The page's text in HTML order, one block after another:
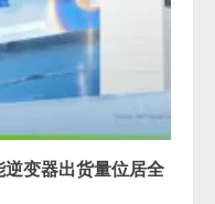
变器出货量位居全